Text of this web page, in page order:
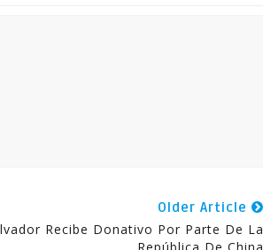
Older Article
Recibe Donativo Por Parte De La